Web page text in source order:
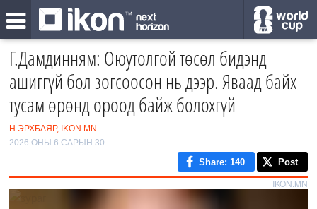
Г.Дамдинням: Оюутолгой төсөл бидэнд
ашиггүй бол зогсоосон нь дээр. Яваад байх
тусам өрөнд ороод байж болохгүй
Н.ЭРХБАЯР, IKON.MN
2026 ОНЫ 6 САРЫН 30
Share: 140 Post
IKON.MN